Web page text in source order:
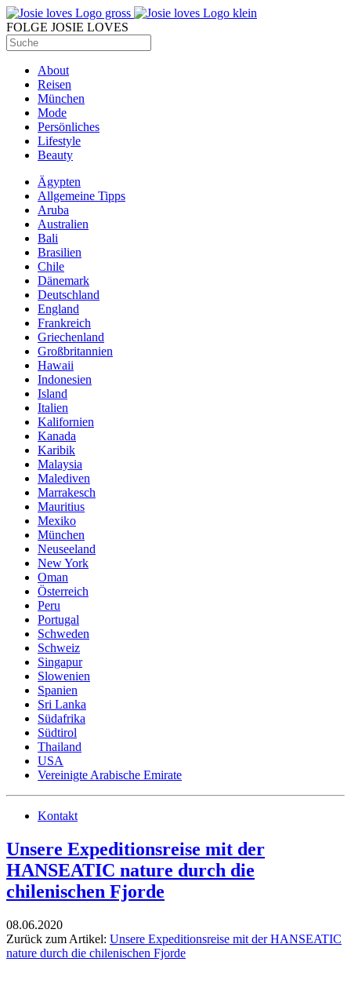
FOLGE JOSIE LOVES
About
Reisen
München
Mode
Persönliches
Lifestyle
Beauty
Ägypten
Allgemeine Tipps
Aruba
Australien
Bali
Brasilien
Chile
Dänemark
Deutschland
England
Frankreich
Griechenland
Großbritannien
Hawaii
Indonesien
Island
Italien
Kalifornien
Kanada
Karibik
Malaysia
Malediven
Marrakesch
Mauritius
Mexiko
München
Neuseeland
New York
Oman
Österreich
Peru
Portugal
Schweden
Schweiz
Singapur
Slowenien
Spanien
Sri Lanka
Südafrika
Südtirol
Thailand
USA
Vereinigte Arabische Emirate
Kontakt
Unsere Expeditionsreise mit der
HANSEATIC nature durch die
chilenischen Fjorde
08.06.2020
Zurück zum Artikel: Unsere Expeditionsreise mit der HANSEATIC
nature durch die chilenischen Fjorde